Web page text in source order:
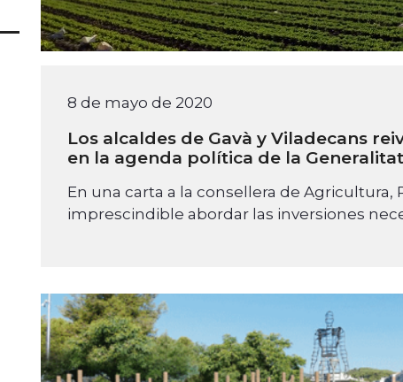
8 de mayo de 2020
Los alcaldes de Gavà y Viladecans
en la agenda política de la Generalitat
En una carta a la consellera de Agricultura,
imprescindible abordar las inversiones